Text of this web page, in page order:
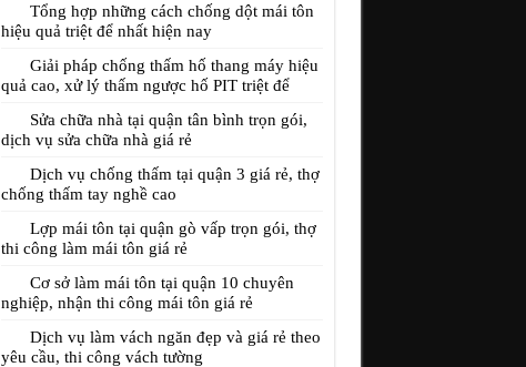
Tổng hợp những cách chống dột mái tôn
hiệu quả triệt để nhất hiện nay
Giải pháp chống thấm hố thang máy hiệu
quả cao, xử lý thấm ngược hố PIT triệt để
Sửa chữa nhà tại quận tân bình trọn gói,
dịch vụ sửa chữa nhà giá rẻ
Dịch vụ chống thấm tại quận 3 giá rẻ, thợ
chống thấm tay nghề cao
Lợp mái tôn tại quận gò vấp trọn gói, thợ
thi công làm mái tôn giá rẻ
Cơ sở làm mái tôn tại quận 10 chuyên
nghiệp, nhận thi công mái tôn giá rẻ
Dịch vụ làm vách ngăn đẹp và giá rẻ theo
yêu cầu, thi công vách tường